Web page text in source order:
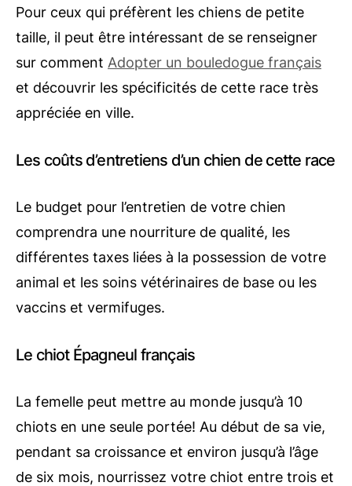
Pour ceux qui préfèrent les chiens de petite
taille, il peut être intéressant de se renseigner
sur comment Adopter un bouledogue français
et découvrir les spécificités de cette race très
appréciée en ville.
Les coûts d’entretiens d’un chien de cette race
Le budget pour l’entretien de votre chien
comprendra une nourriture de qualité, les
différentes taxes liées à la possession de votre
animal et les soins vétérinaires de base ou les
vaccins et vermifuges.
Le chiot Épagneul français
La femelle peut mettre au monde jusqu’à 10
chiots en une seule portée! Au début de sa vie,
pendant sa croissance et environ jusqu’à l’âge
de six mois, nourrissez votre chiot entre trois et